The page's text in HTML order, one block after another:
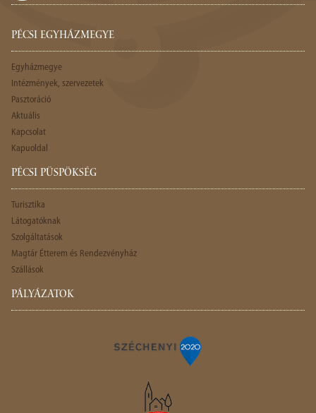
PÉCSI EGYHÁZMEGYE
Egyházmegye
Intézmények, szervezetek
Pasztoráció
Aktuális
Kapcsolat
Kapuoldal
PÉCSI PÜSPÖKSÉG
Turisztika
Látogatóknak
Szolgáltatások
Magtár Étterem és Rendezvényház
Szállások
PÁLYÁZATOK